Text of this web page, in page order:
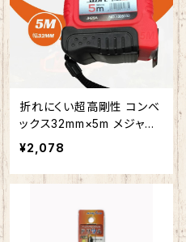
折れにくい超高剛性 コンベ
ックス32mm×5m メジャー
スケール ダブルストッパー
付スチール金虎（JINHU）J
H-25A「鋼覇王」幅広 見や
¥2,078